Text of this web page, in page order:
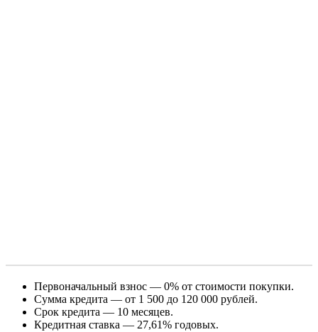
Первоначальный взнос — 0% от стоимости покупки.
Сумма кредита — от 1 500 до 120 000 рублей.
Срок кредита — 10 месяцев.
Кредитная ставка — 27,61% годовых.